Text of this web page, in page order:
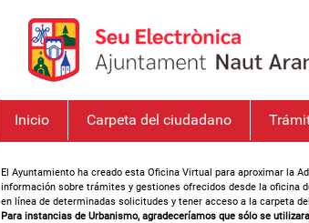
Inicio Carpeta del ciudadano
El Ayuntamiento ha creado esta Oficina Virtual para aproximar la
información sobre trámites y gestiones ofrecidos desde la oficina
en línea de determinadas solicitudes y tener acceso a la carpeta
Para instancias de Urbanismo, agradeceríamos que sólo se